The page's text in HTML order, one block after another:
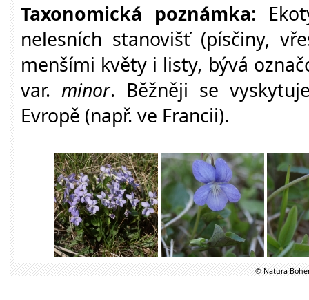
Taxonomická poznámka:
nelesních stanovišť (písčiny,
menšími květy i listy, bývá
var. minor. Běžněji se
Evropě (např. ve Francii).
© Natura